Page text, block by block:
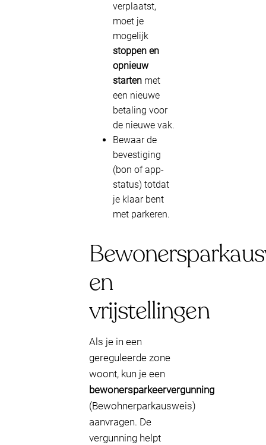
verplaatst,
moet je
mogelijk
stoppen en
opnieuw
starten met
een nieuwe
betaling voor
de nieuwe vak.
Bewaar de
bevestiging
(bon of app-
status) totdat
je klaar bent
met parkeren.
en
vrijstellingen
Als je in een
gereguleerde zone
woont, kun je een
bewonersparkeervergunning
(Bewohnerparkausweis)
aanvragen. De
vergunning helpt